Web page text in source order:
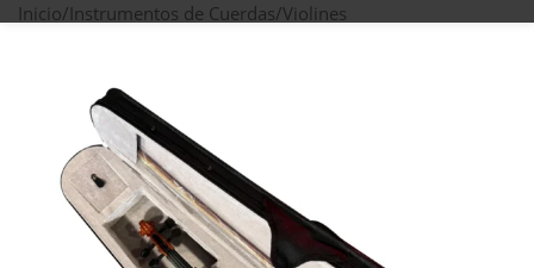
Inicio/Instrumentos de Cuerdas/Violines